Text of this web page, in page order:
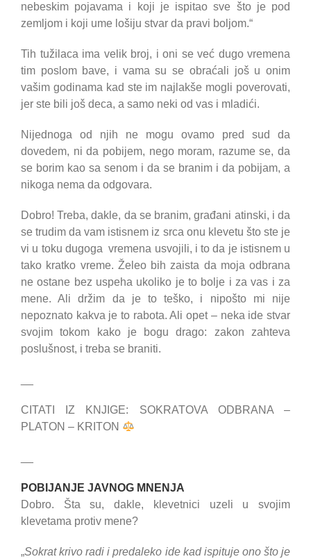
nebeskim pojavama i koji je ispitao sve što je pod
zemljom i koji ume lošiju stvar da pravi boljom.“
Tih tužilaca ima velik broj, i oni se već dugo vremena
tim poslom bave, i vama su se obraćali još u onim
vašim godinama kad ste im najlakše mogli poverovati,
jer ste bili još deca, a samo neki od vas i mladići.
Nijednoga od njih ne mogu ovamo pred sud da
dovedem, ni da pobijem, nego moram, razume se, da
se borim kao sa senom i da se branim i da pobijam, a
nikoga nema da odgovara.
Dobro! Treba, dakle, da se branim, građani atinski, i da
se trudim da vam istisnem iz srca onu klevetu što ste je
vi u toku dugoga vremena usvojili, i to da je istisnem u
tako kratko vreme. Želeo bih zaista da moja odbrana
ne ostane bez uspeha ukoliko je to bolje i za vas i za
mene. Ali držim da je to teško, i nipošto mi nije
nepoznato kakva je to rabota. Ali opet – neka ide stvar
svojim tokom kako je bogu drago: zakon zahteva
poslušnost, i treba se braniti.
CITATI IZ KNJIGE: SOKRATOVA ODBRANA –
PLATON – KRITON
POBIJANJE JAVNOG MNENJA
Dobro. Šta su, dakle, klevetnici uzeli u svojim
klevetama protiv mene?
„Sokrat krivo radi i predaleko ide kad ispituje ono što je